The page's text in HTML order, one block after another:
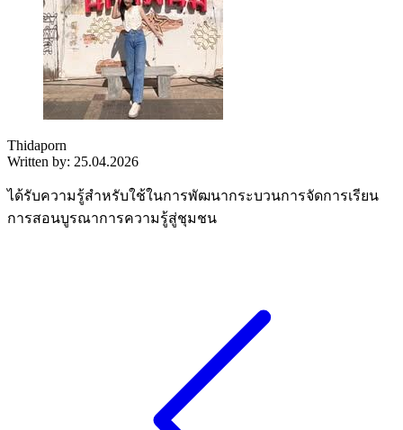
Thidaporn
Written by: 25.04.2026
ได้รับความรู้สำหรับใช้ในการพัฒนากระบวนการจัดการเรียน
การสอนบูรณาการความรู้สู่ชุมชน